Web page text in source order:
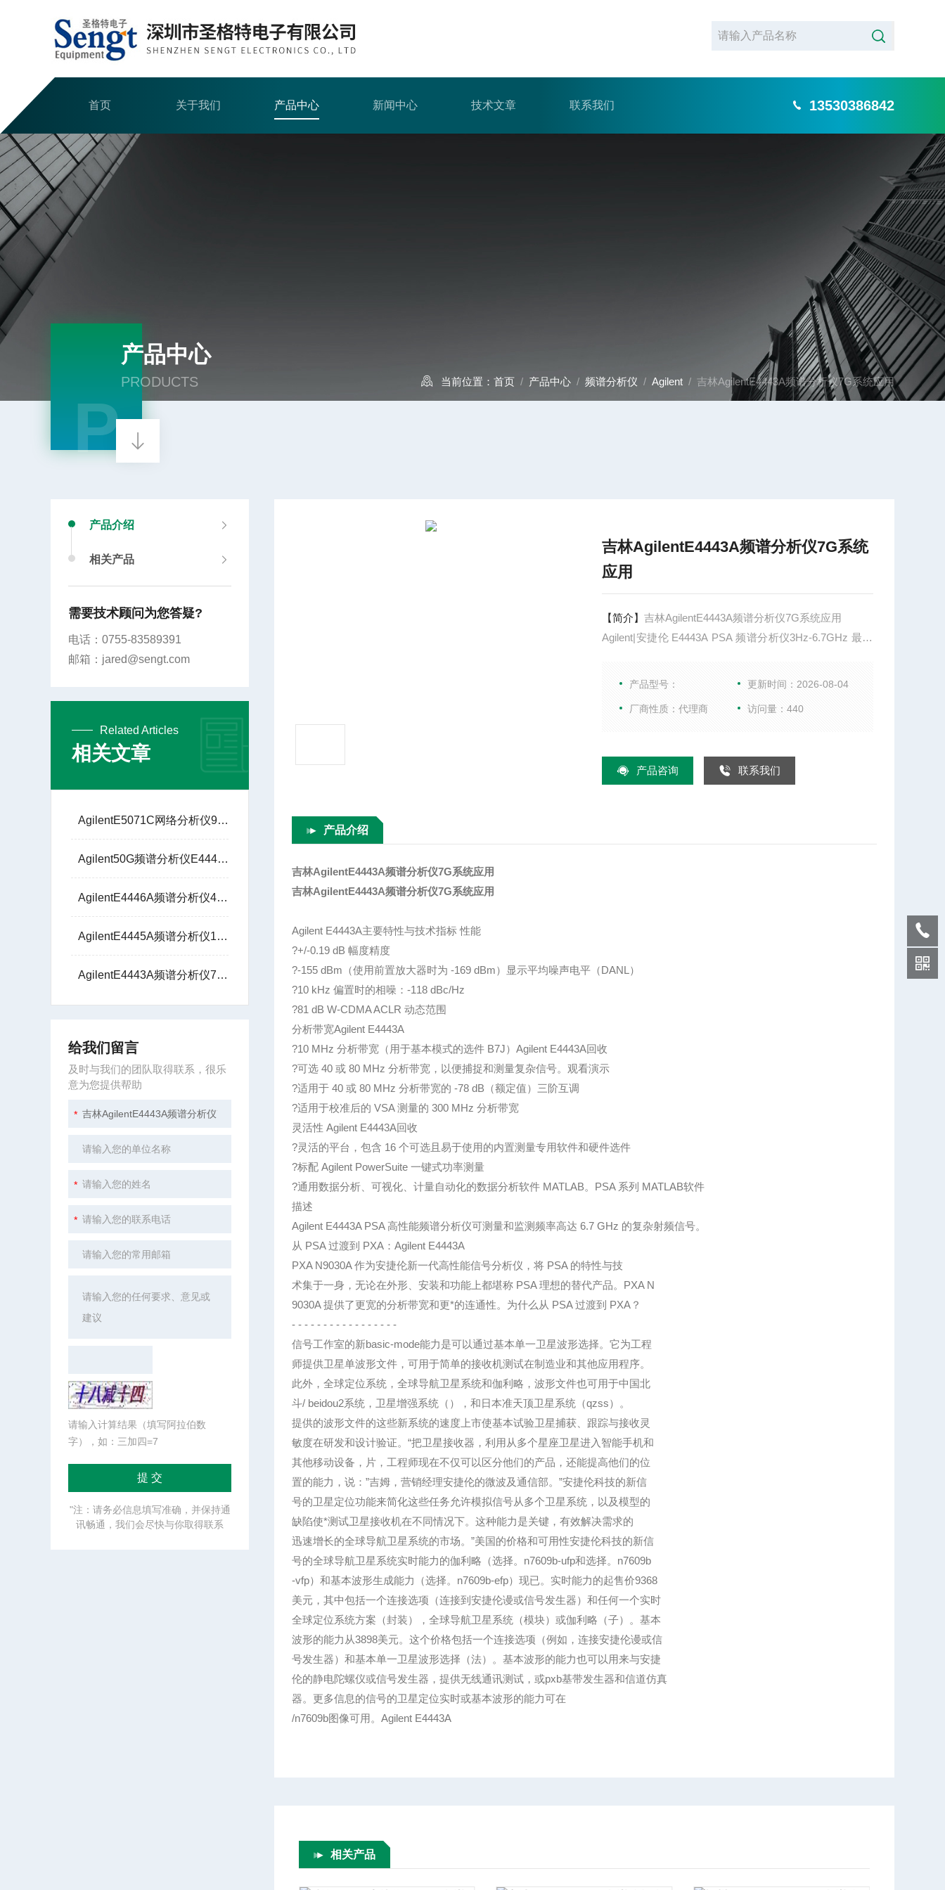
首页 关于我们 产品中心 新闻中心 技术文章 联系我们 13530386842
产品中心
PRODUCTS
P
当前位置： 首页 / 产品中心 / 频谱分析仪 / Agilent / 吉林AgilentE4443A频谱分析仪7G系统应用
吉林AgilentE4443A频谱分析仪7G系统
应用
【简介】吉林AgilentE4443A频谱分析仪7G系统应用
Agilent|安捷伦 E4443A PSA 频谱分析仪3Hz-6.7GHz 最大
时的 DANL -169 dBm 1 GHz 时，10 kHz 频偏处的相位噪
产品型号： 更新时间：2026-08-04
厂商性质：代理商 访问量：440
产品咨询 联系我们
产品介绍
吉林AgilentE4443A频谱分析仪7G系统应用
吉林AgilentE4443A频谱分析仪7G系统应用
Agilent E4443A主要特性与技术指标 性能
?+/-0.19 dB 幅度精度
?-155 dBm（使用前置放大器时为 -169 dBm）显示平均噪声电平（DANL）
?10 kHz 偏置时的相噪：-118 dBc/Hz
?81 dB W-CDMA ACLR 动态范围
分析带宽Agilent E4443A
?10 MHz 分析带宽（用于基本模式的选件 B7J）Agilent E4443A回收
?可选 40 或 80 MHz 分析带宽，以便捕捉和测量复杂信号。观看演示
?适用于 40 或 80 MHz 分析带宽的 -78 dB（额定值）三阶互调
?适用于校准后的 VSA 测量的 300 MHz 分析带宽
灵活性 Agilent E4443A回收
?灵活的平台，包含 16 个可选且易于使用的内置测量专用软件和硬件选件
?标配 Agilent PowerSuite 一键式功率测量
?通用数据分析、可视化、计量自动化的数据分析软件 MATLAB。PSA 系列 MATLAB软件
描述
Agilent E4443A PSA 高性能频谱分析仪可测量和监测频率高达 6.7 GHz 的复杂射频信号。
从 PSA 过渡到 PXA：Agilent E4443A
PXA N9030A 作为安捷伦新一代高性能信号分析仪，将 PSA 的特性与技
术集于一身，无论在外形、安装和功能上都堪称 PSA 理想的替代产品。PXA N
9030A 提供了更宽的分析带宽和更*的连通性。为什么从 PSA 过渡到 PXA？
- - - - - - - - - - - - - - - - -
信号工作室的新basic-mode能力是可以通过基本单一卫星波形选择。它为工程
师提供卫星单波形文件，可用于简单的接收机测试在制造业和其他应用程序。
此外，全球定位系统，全球导航卫星系统和伽利略，波形文件也可用于中国北
斗/ beidou2系统，卫星增强系统（），和日本准天顶卫星系统（qzss）。
提供的波形文件的这些新系统的速度上市使基本试验卫星捕获、跟踪与接收灵
敏度在研发和设计验证。“把卫星接收器，利用从多个星座卫星进入智能手机和
其他移动设备，片，工程师现在不仅可以区分他们的产品，还能提高他们的位
置的能力，说：”吉姆，营销经理安捷伦的微波及通信部。”安捷伦科技的新信
号的卫星定位功能来简化这些任务允许模拟信号从多个卫星系统，以及模型的
缺陷使*测试卫星接收机在不同情况下。这种能力是关键，有效解决需求的
迅速增长的全球导航卫星系统的市场。”美国的价格和可用性安捷伦科技的新信
号的全球导航卫星系统实时能力的伽利略（选择。n7609b-ufp和选择。n7609b
-vfp）和基本波形生成能力（选择。n7609b-efp）现已。实时能力的起售价9368
美元，其中包括一个连接选项（连接到安捷伦谩或信号发生器）和任何一个实时
全球定位系统方案（封装），全球导航卫星系统（模块）或伽利略（子）。基本
波形的能力从3898美元。这个价格包括一个连接选项（例如，连接安捷伦谩或信
号发生器）和基本单一卫星波形选择（法）。基本波形的能力也可以用来与安捷
伦的静电陀螺仪或信号发生器，提供无线通讯测试，或pxb基带发生器和信道仿真
器。更多信息的信号的卫星定位实时或基本波形的能力可在
/n7609b图像可用。Agilent E4443A
相关产品
产品介绍
相关产品
需要技术顾问为您答疑?
电话：0755-83589391
邮箱：jared@sengt.com
Related Articles
相关文章
AgilentE5071C网络分析仪9KHZ至8.5GHz
Agilent50G频谱分析仪E4448A圣格特5G通信解调
AgilentE4446A频谱分析仪44G圣格特5G通信解调
AgilentE4445A频谱分析仪13G技术支持
AgilentE4443A频谱分析仪7G技术支持
给我们留言
及时与我们的团队取得联系，很乐
意为您提供帮助
请输入计算结果（填写阿拉伯数
字），如：三加四=7
"注：请务必信息填写准确，并保持通
讯畅通，我们会尽快与你取得联系